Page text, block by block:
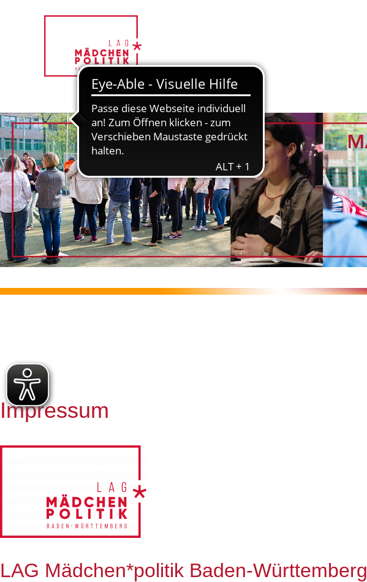
Impressum
LAG Mädchen*politik Baden-Württemberg